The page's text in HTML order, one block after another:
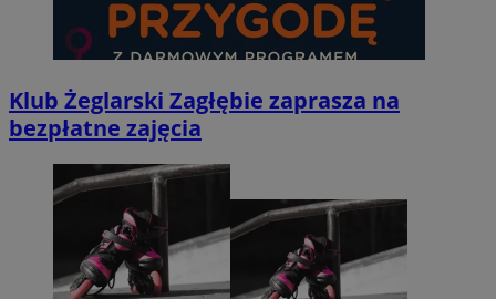
Klub Żeglarski Zagłębie zaprasza na
bezpłatne zajęcia